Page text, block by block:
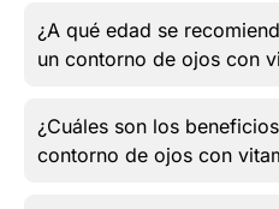
¿A qué edad se
un contorno de ojos con
¿Cuáles son los
contorno de ojos con